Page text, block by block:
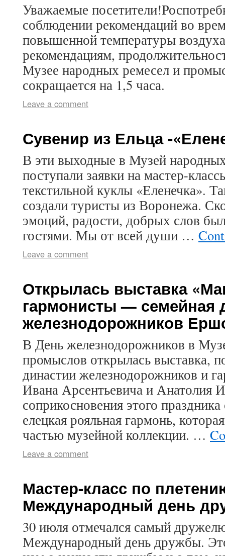
Уважаемые
соблюдении рекомендаций во
повышенной температуры
рекомендациям,
Музее народных ремесел и
сокращается на 1,5 часа.
Leave a comment
Сувенир из Ельца -
В эти выходные в Музей
поступали заявки на мастер-
текстильной куклы «Еленечка».
создали туристы из Воронежа.
эмоций, радости, добрых слов
гостями. Мы от всей души …
Leave a comment
Открылась выставка
гармонисты — семейная
железнодорожников
В День железнодорожников в
промыслов открылась выставка,
династии железнодорожников и
Ивана Арсентьевича и Анатолия
соприкосновения этого
елецкая рояльная гармонь,
частью музейной коллекции. …
Leave a comment
Мастер-класс по
Международный день
30 июля отмечался самый
Международный день дружбы.